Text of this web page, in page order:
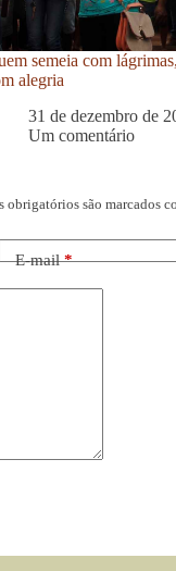
semeia com
alegria
31 de dezembro de
Um comentário
obrigatórios são marcados
E-mail*